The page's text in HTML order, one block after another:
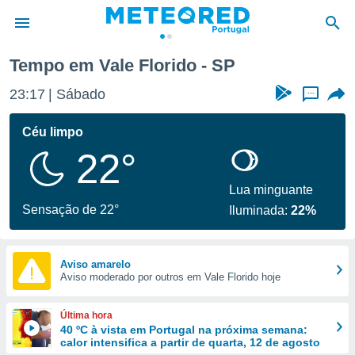
da
foi
fornecidas
a este
das
e
forma
digital
Tempo em Vale Florido - SP
23:17 Sábado ...
Céu limpo
22°
Sensação de 22°
Lua minguante
Iluminada:22%
Aviso amarelo
Aviso moderado por outros em Vale Florido hoje
Última hora
40 ºC à vista em Portugal na próxima semana:
calor intensifica a partir de quarta, 12 de agosto